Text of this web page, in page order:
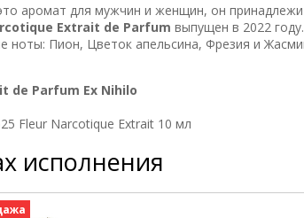
аромат для мужчин и женщин, он
Extrait de Parfum выпущен в 2022
ноты: Пион, Цветок апельсина, Фрезия и
de Parfum Ex Nihilo
Fleur Narcotique Extrait 10 мл
исполнения